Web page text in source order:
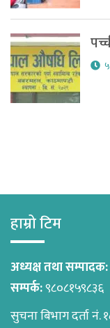
हाम्रो टिम
अध्यक्ष तथा सम्पादक:
सम्पर्क:९८०८१५९८३६
सुचना बिभाग दर्ता